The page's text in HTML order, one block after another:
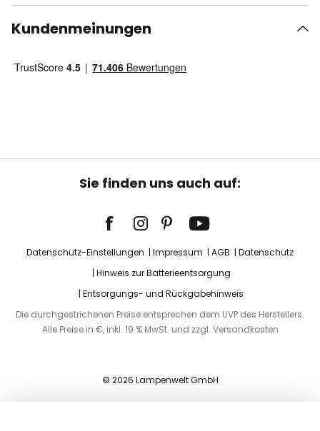
Kundenmeinungen
Sie finden uns auch auf:
Datenschutz-Einstellungen Impressum AGB
Datenschutz
Hinweis zur Batterieentsorgung
Entsorgungs- und Rückgabehinweis
Die durchgestrichenen Preise entsprechen dem UVP des Herstellers.
Alle Preise in €, inkl. 19 % MwSt. und zzgl. Versandkosten
© 2026 Lampenwelt GmbH